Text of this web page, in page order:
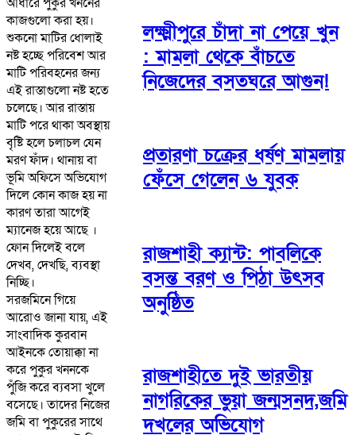
কাজগুলো করা হয়।
শুকনো মাটির ধোলাই
নষ্ট হচ্ছে পরিবেশ আর
মাটি পরিবহনের জন্য
এই রাস্তাগুলো নষ্ট হতে
চলেছে। আর রাস্তায়
মাটি পরে থাকা অবস্থায়
বৃষ্টি হলে চলাচল যেন
মরণ ফাঁদ। থানায় বা
ভূমি অফিসে অভিযোগ
দিলে কোন কাজ হয় না
কারণ তারা আগেই
ম্যানেজ হয়ে আছে ।
ফোন দিলেই বলে
দেখব, দেখছি, ব্যবস্থা
নিচ্ছি।
সরজমিনে গিয়ে
আরোও জানা যায়, এই
সাংবাদিক কুরবান
আইনকে তোয়াক্কা না
করে পুকুর খননকে
পুঁজি করে ব্যবসা খুলে
বসেছে। তাদের নিজের
জমি বা পুকুরের সাথে
লক্ষ্মীপুরে চাঁদা না পেয়ে খুন
: মামলা থেকে বাঁচতে
নিজেদের বসতঘরে আগুন!
প্রতারণা চক্রের ধর্ষণ মামলায়
ফেঁসে গেলেন ৬ যুবক
রাজশাহী ক্যান্ট: পাবলিকে
বসন্ত বরণ ও পিঠা উৎসব
অনুষ্ঠিত
রাজশাহীতে দুই ভারতীয়
নাগরিকের ভুয়া জন্মসনদ,জমি
দখলের অভিযোগ